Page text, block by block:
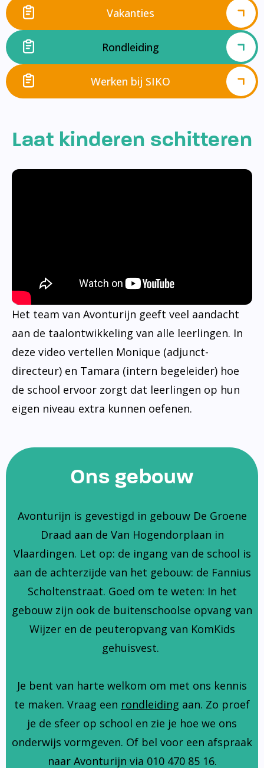
Vakanties
Rondleiding
Werken bij SIKO
Laat kinderen schitteren
Het team van Avonturijn geeft veel aandacht
aan de taalontwikkeling van alle leerlingen. In
deze video vertellen Monique (adjunct-
directeur) en Tamara (intern begeleider) hoe
de school ervoor zorgt dat leerlingen op hun
eigen niveau extra kunnen oefenen.
Ons gebouw
Avonturijn is gevestigd in gebouw De Groene
Draad aan de Van Hogendorplaan in
Vlaardingen. Let op: de ingang van de school is
aan de achterzijde van het gebouw: de Fannius
Scholtenstraat. Goed om te weten: In het
gebouw zijn ook de buitenschoolse opvang van
Wijzer en de peuteropvang van KomKids
gehuisvest.
Je bent van harte welkom om met ons kennis
te maken. Vraag een rondleiding aan. Zo proef
je de sfeer op school en zie je hoe we ons
onderwijs vormgeven. Of bel voor een afspraak
naar Avonturijn via 010 470 85 16.